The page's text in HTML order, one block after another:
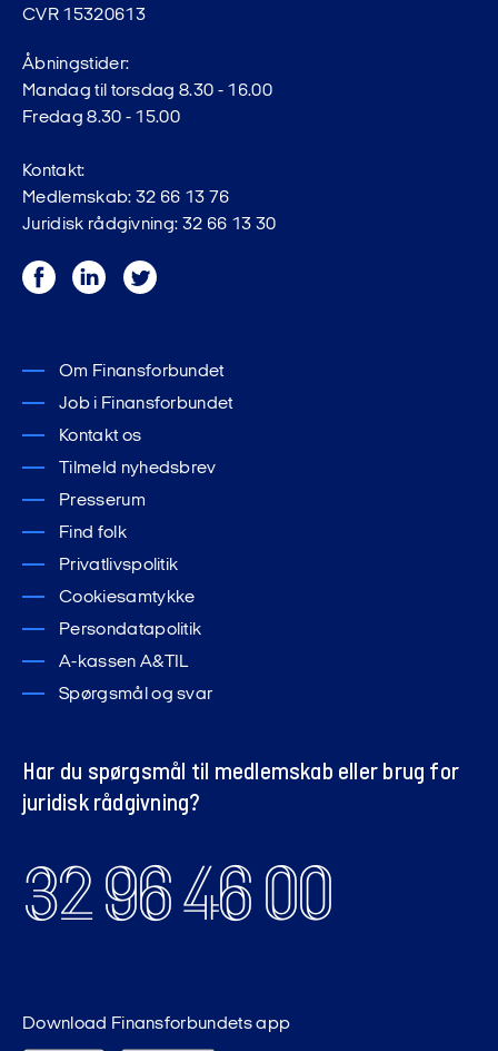
CVR 15320613
Åbningstider:
Mandag til torsdag 8.30 - 16.00
Fredag 8.30 - 15.00
Kontakt:
Medlemskab: 32 66 13 76
Juridisk rådgivning: 32 66 13 30
FacebookLinkedInTwitter
Om Finansforbundet
Job i Finansforbundet
Kontakt os
Tilmeld nyhedsbrev
Presserum
Find folk
Privatlivspolitik
Cookiesamtykke
Persondatapolitik
A-kassen A&TIL
Spørgsmål og svar
Har du spørgsmål til medlemskab eller brug for
juridisk rådgivning?
32 96 46 00
Download Finansforbundets app